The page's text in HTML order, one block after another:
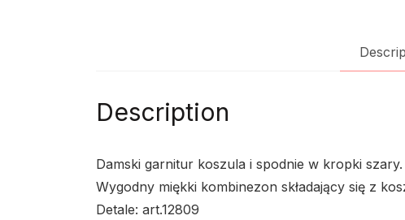
Description
Damski garnitur koszula i spodnie w kropki szary.
Wygodny miękki kombinezon składający się z
Detale: art.12809